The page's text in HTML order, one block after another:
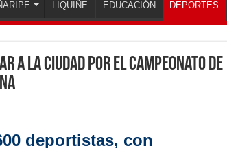
LIQUIÑE EDUCACIÓN DEPORTES
a la ciudad por el Campeonato de
deportistas, con